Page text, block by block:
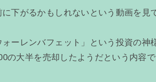
下がるかもしれないという動画を見
ーレンバフェット」という投資の神
の大半を売却したようだという内容で